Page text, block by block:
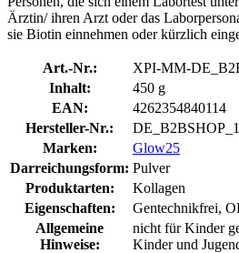
Ärztin/ ihren Arzt oder das
sie Biotin einnehmen oder kürzlich
Art.-Nr.:
XPI-MM-
Inhalt:
450 g
EAN:
4262354840114
Hersteller-Nr.:
Marken:
Glow25
Darreichungsform: Pulver
Produktarten:
Kollagen
Eigenschaften:
Gentechnikfrei,
Allgemeine
Hinweise:
nicht für Kinder
Kinder und